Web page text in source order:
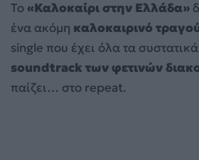
Το«Καλοκαίρι στην Ελλάδα»
ένα ακόμη καλοκαιρινό
single που έχει όλα τα συστατικά
soundtrack των φετινών
παίζει… στο repeat.